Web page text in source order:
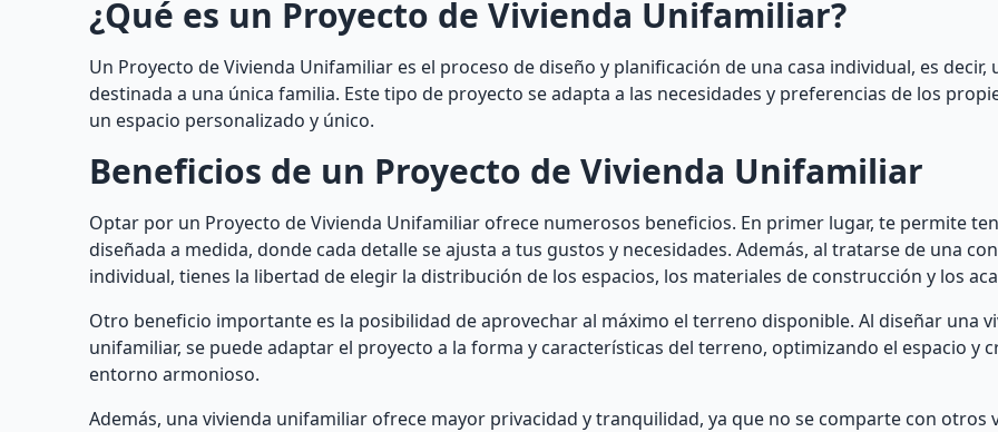
¿Qué es un Proyecto de Vivienda Unifamiliar?
Un Proyecto de Vivienda Unifamiliar es el proceso de diseño y planificación de una casa individual, es decir,
destinada a una única familia. Este tipo de proyecto se adapta a las necesidades y preferencias de los
un espacio personalizado y único.
Beneficios de un Proyecto de Vivienda Unifamiliar
Optar por un Proyecto de Vivienda Unifamiliar ofrece numerosos beneficios. En primer lugar, te permite
diseñada a medida, donde cada detalle se ajusta a tus gustos y necesidades. Además, al tratarse de una
individual, tienes la libertad de elegir la distribución de los espacios, los materiales de construcción y los
Otro beneficio importante es la posibilidad de aprovechar al máximo el terreno disponible. Al diseñar una
unifamiliar, se puede adaptar el proyecto a la forma y características del terreno, optimizando el espacio y
entorno armonioso.
Además, una vivienda unifamiliar ofrece mayor privacidad y tranquilidad, ya que no se comparte con otros